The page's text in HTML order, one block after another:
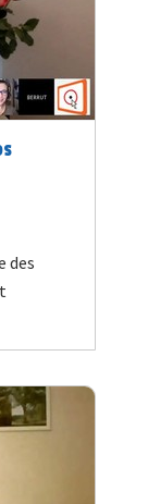
des